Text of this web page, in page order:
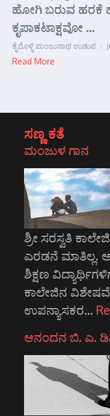
ಹೋಗಿ ಬರುವ ಹರಕೆ
ಕೃಪಾಕಟಾಕ್ಷವೋ ...
ತೈರೊಳ್ಳಿ ಮಂಜುನಾಥ ಉಡುಪ
Read More
ಸಣ್ಣ ಕತೆ
ಮಂಜುಳ ಗಾನ
ಶ್ರೀ ಸರಸ್ವತಿ
ಎರಡನೆ ಮಾತಿಲ್ಲ.
ಶಿಕ್ಷಣ
ಕಾಲೇಜಿನ
ಉಪನ್ಯಾಸಕರ…
ಆನಂದನ ಬಿ. ಎ.